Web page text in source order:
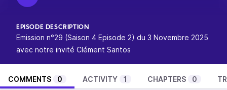
EPISODE DESCRIPTION
Emission n°29 (Saison 4 Episode 2) du 3 Novembre 2025
avec notre invité Clément Santos
COMMENTS 0 ACTIVITY 1 CHAPTERS 0